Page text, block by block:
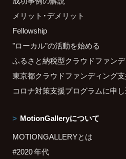
メリット・デメリット
Fellowship
"ローカル"の活動を始める
ふるさと納税型クラウドファン
東京都クラウドファンディング
コロナ対策支援プログラムに申
MotionGalleryについて
MOTIONGALLERYとは
#2020 年代